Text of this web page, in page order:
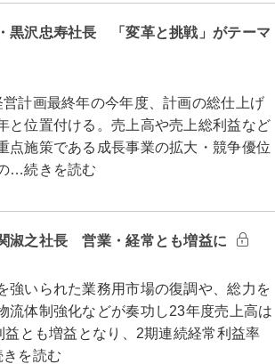
黒沢忠寿社長 「変革と挑戦」がテーマ
計画最終年の今年度、計画の総仕上げ
と位置付ける。売上高や売上総利益など
点施策である成長事業の拡大・競争優位
…続きを読む
淑之社長 営業・経常とも増益に
いられた業務用市場の復調や、総力を
流体制強化などが奏功し23年度売上高は
とも増益となり、2期連続経常利益率
を読む